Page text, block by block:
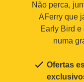
Não perca,
AFerry que
Early Bird
numa
Ofertas